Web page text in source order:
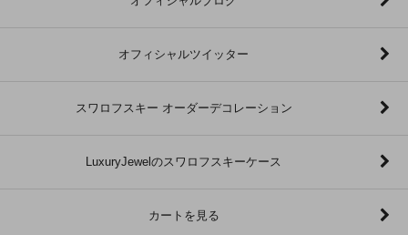
オフィシャルツイッター
スワロフスキー オーダーデコレーション
LuxuryJewelのスワロフスキーケース
カートを見る